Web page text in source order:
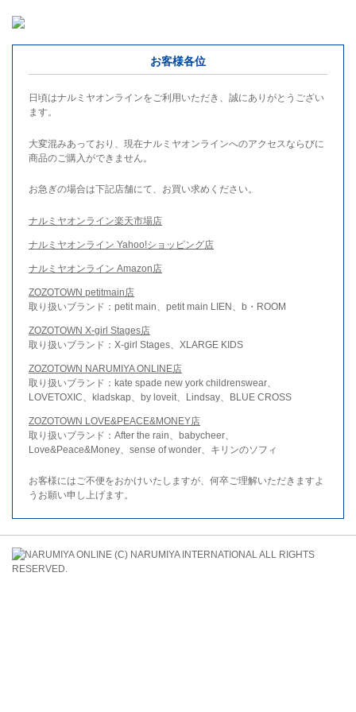
お客様各位
日頃はナルミヤオンラインをご利用いただき、誠にありがとうござい
ます。
大変混みあっており、現在ナルミヤオンラインへのアクセスならびに
商品のご購入ができません。
お急ぎの場合は下記店舗にて、お買い求めください。
ナルミヤオンライン楽天市場店
ナルミヤオンライン Yahoo!ショッピング店
ナルミヤオンライン Amazon店
ZOZOTOWN petitmain店
取り扱いブランド：petit main、petit main LIEN、b・ROOM
ZOZOTOWN X-girl Stages店
取り扱いブランド：X-girl Stages、XLARGE KIDS
ZOZOTOWN NARUMIYA ONLINE店
取り扱いブランド：kate spade new york childrenswear、
LOVETOXIC、kladskap、by loveit、Lindsay、BLUE CROSS
ZOZOTOWN LOVE&PEACE&MONEY店
取り扱いブランド：After the rain、babycheer、
Love&Peace&Money、sense of wonder、キリンのソフィ
お客様にはご不便をおかけいたしますが、何卒ご理解いただきますよ
うお願い申し上げます。